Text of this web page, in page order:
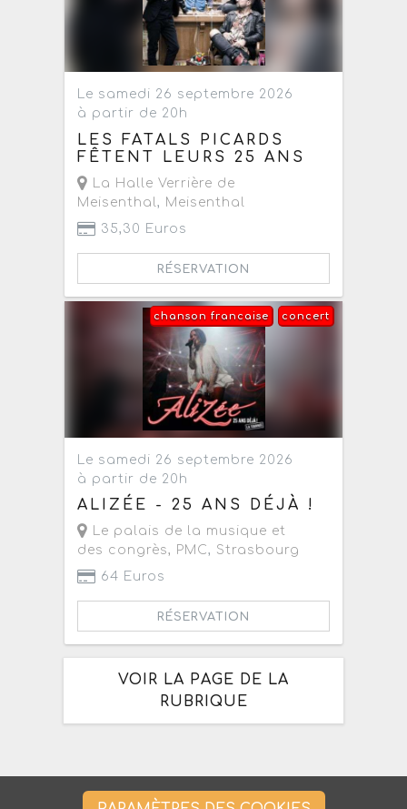
Le samedi 26 septembre 2026
à partir de 20h
LES FATALS PICARDS
FÊTENT LEURS 25 ANS
La Halle Verrière de
Meisenthal , Meisenthal
35,30 Euros
RÉSERVATION
concert
chanson francaise
Le samedi 26 septembre 2026
à partir de 20h
ALIZÉE - 25 ANS DÉJÀ !
Le palais de la musique et
des congrès, PMC, Strasbourg
64 Euros
RÉSERVATION
VOIR LA PAGE DE LA
RUBRIQUE